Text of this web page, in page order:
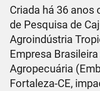
Criada há 36 anos
de Pesquisa de
Agroindústria
Empresa
Agropecuária
Fortaleza-CE,